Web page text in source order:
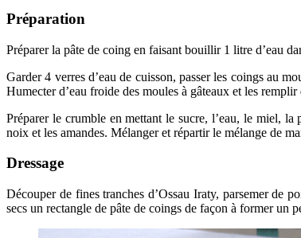
Préparation
Préparer la pâte de coing en faisant bouillir 1 litre d’eau
Garder 4 verres d’eau de cuisson, passer les coings au
Humecter d’eau froide des moules à gâteaux et les
Préparer le crumble en mettant le sucre, l’eau, le miel,
noix et les amandes. Mélanger et répartir le mélange de
Dressage
Découper de fines tranches d’Ossau Iraty, parsemer de
secs un rectangle de pâte de coings de façon à former un